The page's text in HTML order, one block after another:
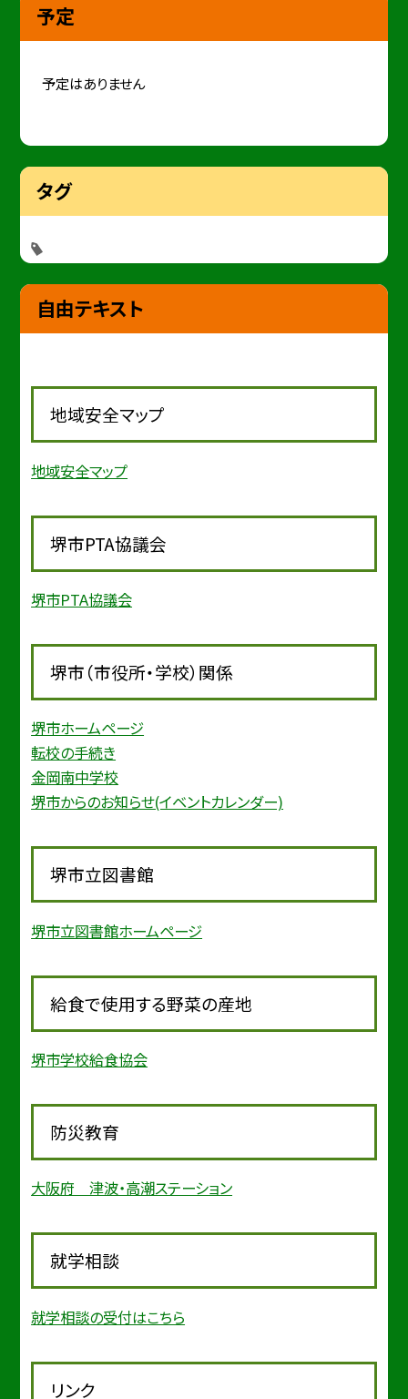
予定
予定はありません
タグ
自由テキスト
地域安全マップ
地域安全マップ
堺市PTA協議会
堺市PTA協議会
堺市（市役所・学校）関係
堺市ホームページ
転校の手続き
金岡南中学校
堺市からのお知らせ(イベントカレンダー)
堺市立図書館
堺市立図書館ホームページ
給食で使用する野菜の産地
堺市学校給食協会
防災教育
大阪府 津波・高潮ステーション
就学相談
就学相談の受付はこちら
リンク